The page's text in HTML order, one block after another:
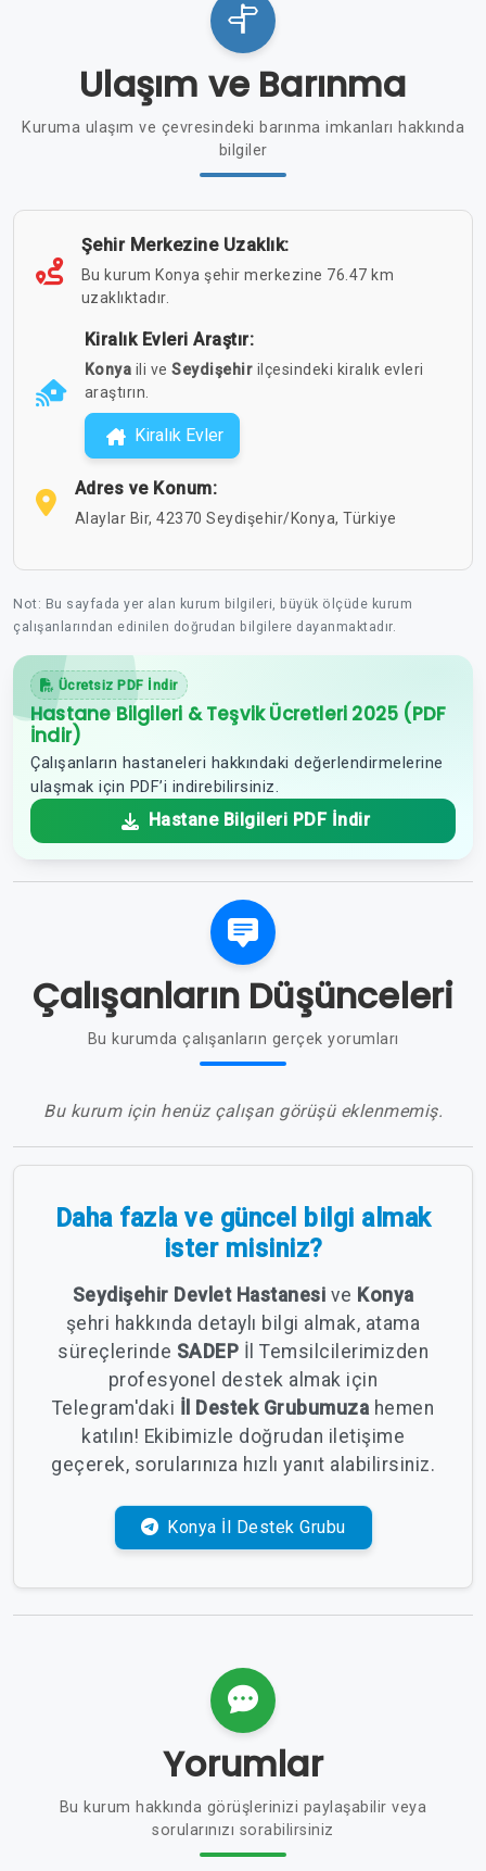
Ulaşım ve Barınma
Kuruma ulaşım ve çevresindeki barınma imkanları hakkında
bilgiler
Şehir Merkezine Uzaklık:
Bu kurum Konya şehir merkezine 76.47 km
uzaklıktadır.
Kiralık Evleri Araştır:
Konya ili ve Seydişehir ilçesindeki kiralık evleri
araştırın.
Kiralık Evler
Adres ve Konum:
Alaylar Bir, 42370 Seydişehir/Konya, Türkiye
Not: Bu sayfada yer alan kurum bilgileri, büyük ölçüde kurum
çalışanlarından edinilen doğrudan bilgilere dayanmaktadır.
Ücretsiz PDF İndir
Hastane Bilgileri & Teşvik Ücretleri 2025 (PDF
İndir)
Çalışanların hastaneleri hakkındaki değerlendirmelerine
ulaşmak için PDF’i indirebilirsiniz.
Hastane Bilgileri PDF İndir
Çalışanların Düşünceleri
Bu kurumda çalışanların gerçek yorumları
Bu kurum için henüz çalışan görüşü eklenmemiş.
Daha fazla ve güncel bilgi almak
ister misiniz?
Seydişehir Devlet Hastanesi ve Konya
şehri hakkında detaylı bilgi almak, atama
süreçlerinde SADEP İl Temsilcilerimizden
profesyonel destek almak için
Telegram'daki İl Destek Grubumuza hemen
katılın! Ekibimizle doğrudan iletişime
geçerek, sorularınıza hızlı yanıt alabilirsiniz.
Konya İl Destek Grubu
Yorumlar
Bu kurum hakkında görüşlerinizi paylaşabilir veya
sorularınızı sorabilirsiniz